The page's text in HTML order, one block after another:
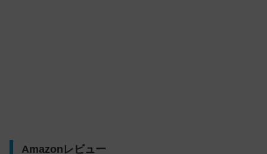
Amazonレビュー